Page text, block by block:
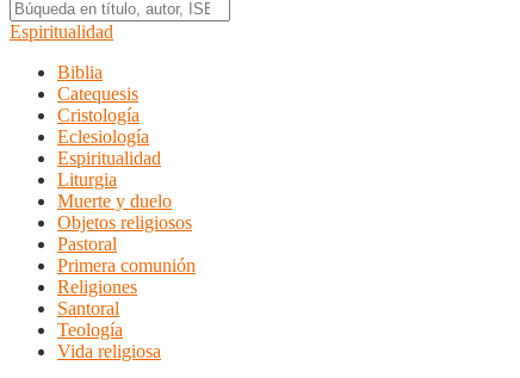
Espiritualidad
Biblia
Catequesis
Cristología
Eclesiología
Espiritualidad
Liturgia
Muerte y duelo
Objetos religiosos
Pastoral
Primera comunión
Religiones
Santoral
Teología
Vida religiosa